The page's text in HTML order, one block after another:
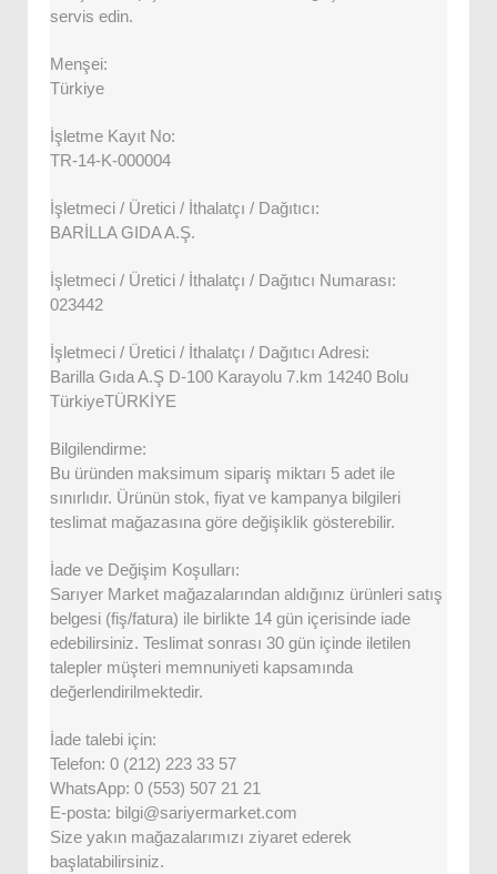
servis edin.
Menşei:
Türkiye
İşletme Kayıt No:
TR-14-K-000004
İşletmeci / Üretici / İthalatçı / Dağıtıcı:
BARİLLA GIDA A.Ş.
İşletmeci / Üretici / İthalatçı / Dağıtıcı Numarası:
023442
İşletmeci / Üretici / İthalatçı / Dağıtıcı Adresi:
Barilla Gıda A.Ş D-100 Karayolu 7.km 14240 Bolu
TürkiyeTÜRKİYE
Bilgilendirme:
Bu üründen maksimum sipariş miktarı 5 adet ile
sınırlıdır. Ürünün stok, fiyat ve kampanya bilgileri
teslimat mağazasına göre değişiklik gösterebilir.
İade ve Değişim Koşulları:
Sarıyer Market mağazalarından aldığınız ürünleri satış
belgesi (fiş/fatura) ile birlikte 14 gün içerisinde iade
edebilirsiniz. Teslimat sonrası 30 gün içinde iletilen
talepler müşteri memnuniyeti kapsamında
değerlendirilmektedir.
İade talebi için:
Telefon: 0 (212) 223 33 57
WhatsApp: 0 (553) 507 21 21
E-posta: bilgi@sariyermarket.com
Size yakın mağazalarımızı ziyaret ederek
başlatabilirsiniz.